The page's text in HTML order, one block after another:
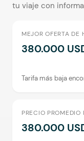
tu viaje con
MEJOR OFERTA DE
380.000
Tarifa más baja
PRECIO PROMEDIO
380.000